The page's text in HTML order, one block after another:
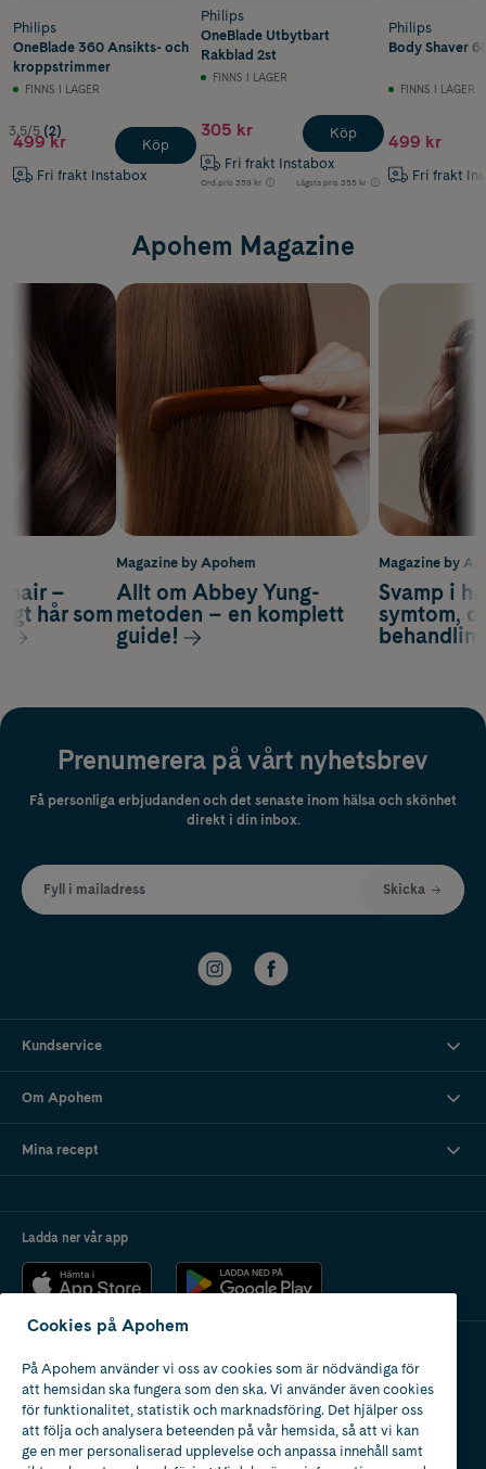
Philips
OneBlade 360 Ansikts- och
kroppstrimmer
FINNS I LAGER
3.5/5 (2)
499 kr
Fri frakt Instabox
Köp
Philips
OneBlade Utbytbart
Rakblad 2st
FINNS I LAGER
305 kr
Fri frakt Instabox
Ord.pris 359 kr Lägsta pris 355 kr
Köp
Philips
Body Shaver
FINNS I LAGER
499 kr
Fri frakt
Apohem Magazine
Magazine by
Svamp i
symtom,
hair –
hår som
Magazine by Apohem
Allt om Abbey Yung-
metoden – en komplett
guide!
Prenumerera på vårt nyhetsbrev
Få personliga erbjudanden och det senaste inom hälsa och skönhet
direkt i din inbox.
Fyll i mailadress Skicka
Kundservice
Om Apohem
Mina recept
Ladda ner vår app
Apotek med tillstånd
av Läkemedelsverket
Cookies på Apohem
På Apohem använder vi oss av cookies som är nödvändiga för
att hemsidan ska fungera som den ska. Vi använder även cookies
för funktionalitet, statistik och marknadsföring. Det hjälper oss
att följa och analysera beteenden på vår hemsida, så att vi kan
ge en mer personaliserad upplevelse och anpassa innehåll samt